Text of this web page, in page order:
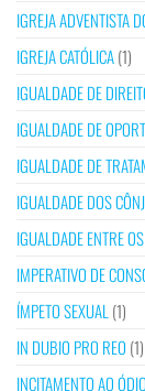
IGREJA ADVENTISTA
IGREJA CATÓLICA(1)
IGUALDADE DE
IGUALDADE DE
IGUALDADE DE
IGUALDADE DOS
IGUALDADE ENTRE
IMPERATIVO DE
ÍMPETO SEXUAL (1)
IN DUBIO PRO REO (1)
INCITAMENTO AO